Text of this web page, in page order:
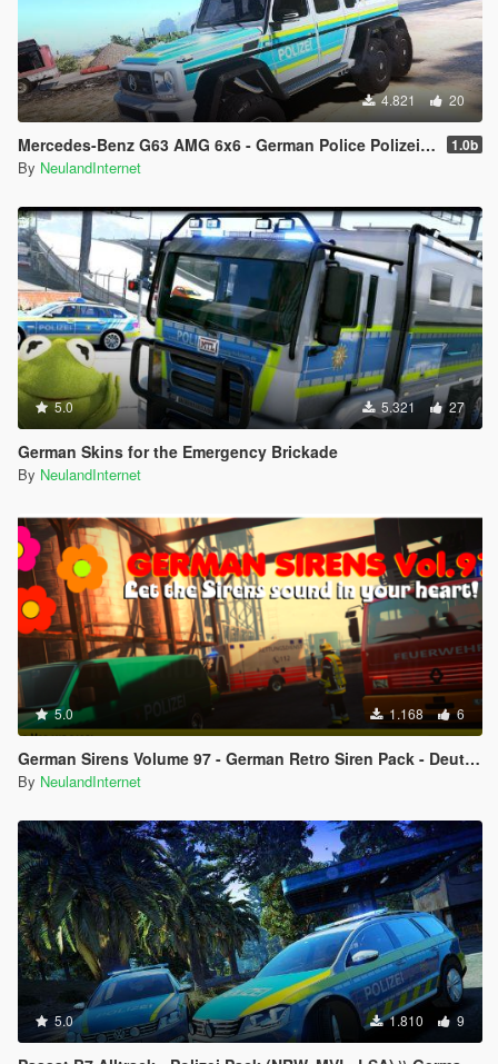
4.821 20
Mercedes-Benz G63 AMG 6x6 - German Police Polizei Livery 1.0b
By NeulandInternet
5.0 5.321 27
German Skins for the Emergency Brickade
By NeulandInternet
5.0 1.168 6
German Sirens Volume 97 - German Retro Siren Pack - Deutsche Sirenen
By NeulandInternet
5.0 1.810 9